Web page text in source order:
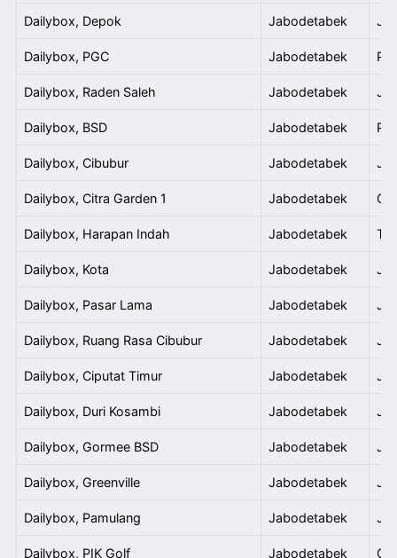
Dailybox, Depok Jabodetabek Jl.
Dailybox, PGC Jabodetabek
Dailybox, Raden Saleh Jabodetabek Jl.
Dailybox, BSD Jabodetabek
Dailybox, Cibubur Jabodetabek Jl.
Dailybox, Citra Garden 1 Jabodetabek
Dailybox, Harapan Indah Jabodetabek
Dailybox, Kota Jabodetabek Jl.
Dailybox, Pasar Lama Jabodetabek Jl.
Dailybox, Ruang Rasa Cibubur Jabodetabek Jl.
Dailybox, Ciputat Timur Jabodetabek Jl.
Dailybox, Duri Kosambi Jabodetabek Jl.
Dailybox, Gormee BSD Jabodetabek Jl.
Dailybox, Greenville Jabodetabek Jl.
Dailybox, Pamulang Jabodetabek Jl.
Dailybox, PIK Golf Jabodetabek